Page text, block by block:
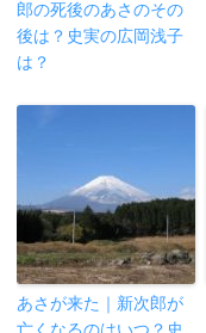
郎の死後のあさのその
後は？史実の広岡浅子
は？
あさが来た｜新次郎が